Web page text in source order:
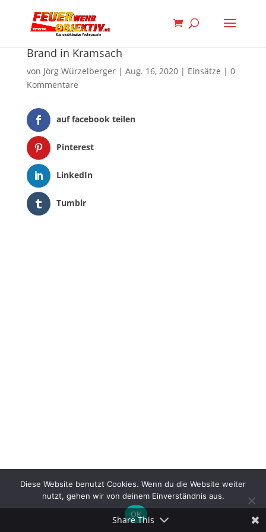
Brand in Kramsach
von Jörg Würzelberger| Aug. 16, 2020| Einsätze | 0
Kommentare
auf facebook teilen
Pinterest
LinkedIn
Tumblr
Share This
LinkedIn
Tumblr
Diese Website benutzt Cookies. Wenn du die Website weiter
nutzt, gehen wir von deinem Einverständnis aus.
OK